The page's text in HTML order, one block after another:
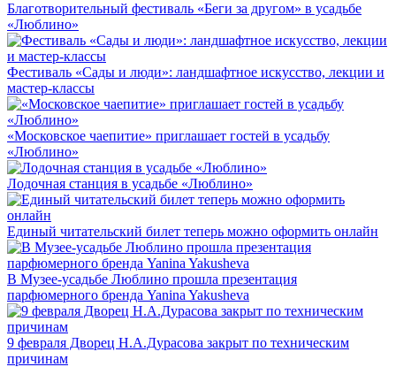
Благотворительный фестиваль «Беги за другом» в усадьбе
«Люблино»
Фестиваль «Сады и люди»: ландшафтное искусство, лекции и
мастер-классы
«Московское чаепитие» приглашает гостей в усадьбу
«Люблино»
Лодочная станция в усадьбе «Люблино»
Единый читательский билет теперь можно оформить онлайн
В Музее-усадьбе Люблино прошла презентация
парфюмерного бренда Yanina Yakusheva
9 февраля Дворец Н.А.Дурасова закрыт по техническим
причинам